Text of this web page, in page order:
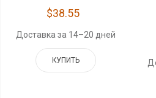
$38.55
Доставка за 14–20 дней
КУПИТЬ